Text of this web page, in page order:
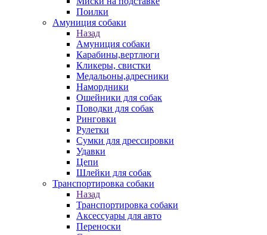
Поилки
Амуниция собаки
Назад
Амуниция собаки
Карабины,вертлюги
Кликеры, свистки
Медальоны,адресники
Намордники
Ошейники для собак
Поводки для собак
Ринговки
Рулетки
Сумки для дрессировки
Удавки
Цепи
Шлейки для собак
Транспортировка собаки
Назад
Транспортировка собаки
Аксессуары для авто
Переноски